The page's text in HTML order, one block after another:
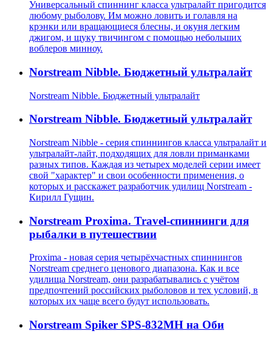
Универсальный спиннинг класса ультралайт пригодится
любому рыболову. Им можно ловить и голавля на
крэнки или вращающиеся блесны, и окуня легким
джигом, и щуку твичингом с помощью небольших
воблеров минноу.
Norstream Nibble. Бюджетный ультралайт
Norstream Nibble. Бюджетный ультралайт
Norstream Nibble. Бюджетный ультралайт
Norstream Nibble - серия спиннингов класса ультралайт и
ультралайт-лайт, подходящих для ловли приманками
разных типов. Каждая из четырех моделей серии имеет
свой "характер" и свои особенности применения, о
которых и расскажет разработчик удилищ Norstream -
Кирилл Гущин.
Norstream Proxima. Travel-спиннинги для
рыбалки в путешествии
Proxima - новая серия четырёхчастных спиннингов
Norstream среднего ценового диапазона. Как и все
удилища Norstream, они разрабатывались с учётом
предпочтений российских рыболовов и тех условий, в
которых их чаще всего будут использовать.
Norstream Spiker SPS-832MH на Оби